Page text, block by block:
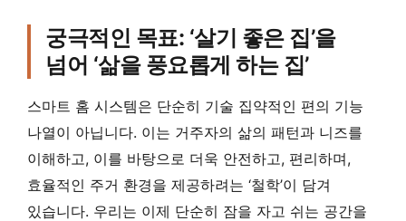
궁극적인 목표: ‘살기 좋은 집’을
넘어 ‘삶을 풍요롭게 하는 집’
스마트 홈 시스템은 단순히 기술 집약적인 편의 기능
나열이 아닙니다. 이는 거주자의 삶의 패턴과 니즈를
이해하고, 이를 바탕으로 더욱 안전하고, 편리하며,
효율적인 주거 환경을 제공하려는 ‘철학’이 담겨
있습니다. 우리는 이제 단순히 잠을 자고 쉬는 공간을